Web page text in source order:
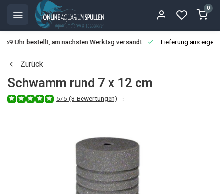
0
Uhr bestellt, am nächsten Werktag versandt Lieferung aus
Zurück
Schwamm rund 7 x 12 cm
5/5 (3 Bewertungen)